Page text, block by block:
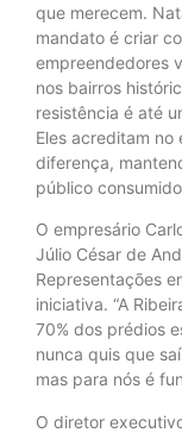
que merecem.
mandato é criar
empreendedores
nos bairros
resistência é até
Eles acreditam
diferença,
público
O empresário
Júlio César de
Representações
iniciativa. “A
70% dos prédios
nunca quis que
mas para nós é
O diretor